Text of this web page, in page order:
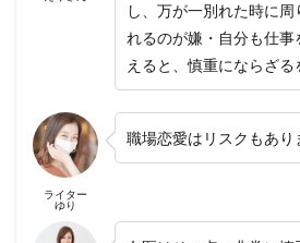
し、万が一別れた時に
れるのが嫌・自分も仕
えると、慎重にならざる
ライター
ゆり
職場恋愛はリスクもあり